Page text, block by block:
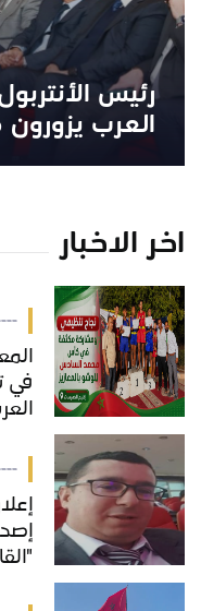
رئيس
العرب
اخر الاخبار
في